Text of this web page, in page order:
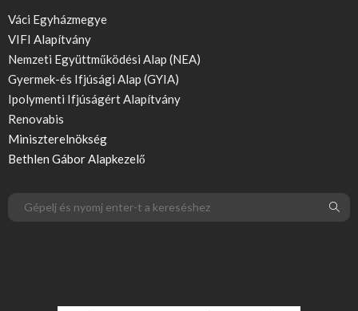
Váci Egyházmegye
VIFI Alapítvány
Nemzeti Együttműködési Alap (NEA)
Gyermek-és Ifjúsági Alap (GYIA)
Ipolymenti Ifjúságért Alapítvány
Renovabis
Miniszterelnökség
Bethlen Gábor Alapkezelő